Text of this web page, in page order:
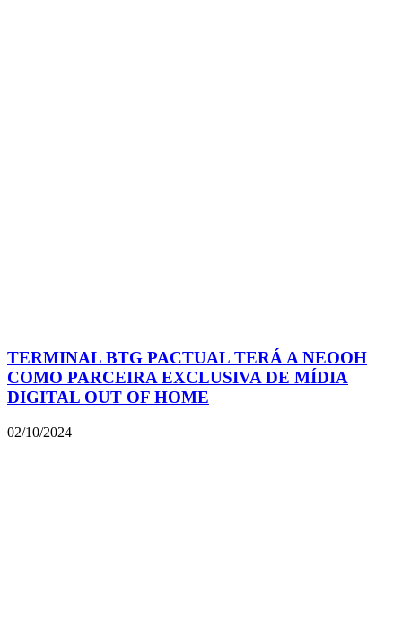
TERMINAL BTG PACTUAL TERÁ A NEOOH
COMO PARCEIRA EXCLUSIVA DE MÍDIA
DIGITAL OUT OF HOME
02/10/2024